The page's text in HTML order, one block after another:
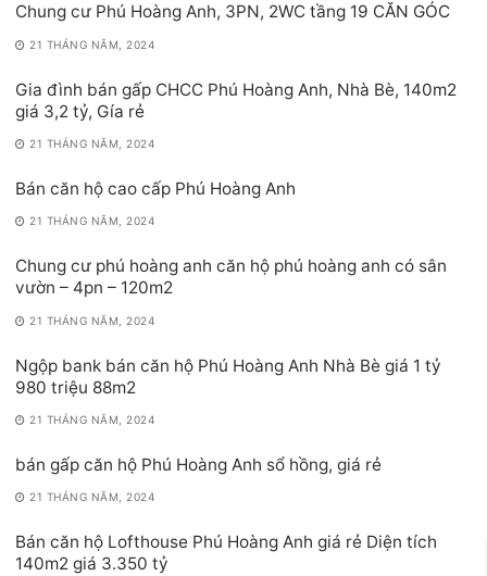
Chung cư Phú Hoàng Anh, 3PN, 2WC tầng 19 CĂN GÓC
21 THÁNG NĂM, 2024
Gia đình bán gấp CHCC Phú Hoàng Anh, Nhà Bè, 140m2
giá 3,2 tỷ, Gía rẻ
21 THÁNG NĂM, 2024
Bán căn hộ cao cấp Phú Hoàng Anh
21 THÁNG NĂM, 2024
Chung cư phú hoàng anh căn hộ phú hoàng anh có sân
vườn – 4pn – 120m2
21 THÁNG NĂM, 2024
Ngộp bank bán căn hộ Phú Hoàng Anh Nhà Bè giá 1 tỷ
980 triệu 88m2
21 THÁNG NĂM, 2024
bán gấp căn hộ Phú Hoàng Anh sổ hồng, giá rẻ
21 THÁNG NĂM, 2024
Bán căn hộ Lofthouse Phú Hoàng Anh giá rẻ Diện tích
140m2 giá 3.350 tỷ